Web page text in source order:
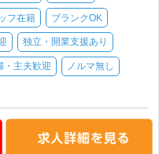
フ在籍 ブランクOK
独立・開業支援あり
・主夫歓迎 ノルマ無し